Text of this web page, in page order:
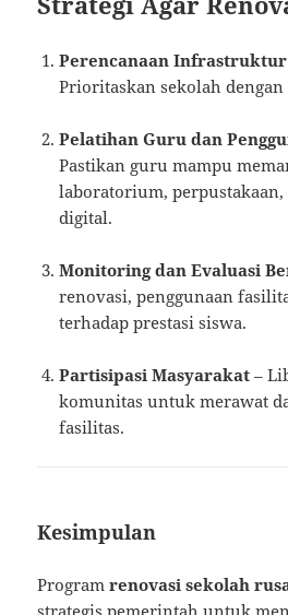
Perencanaan Infrastruktur
Prioritaskan sekolah
Pelatihan Guru dan
Pastikan guru mampu
laboratorium,
digital.
Monitoring dan Evaluasi
renovasi, penggunaan
terhadap prestasi siswa.
Partisipasi Masyarakat –
komunitas untuk merawat
fasilitas.
Kesimpulan
Programrenovasi sekolah